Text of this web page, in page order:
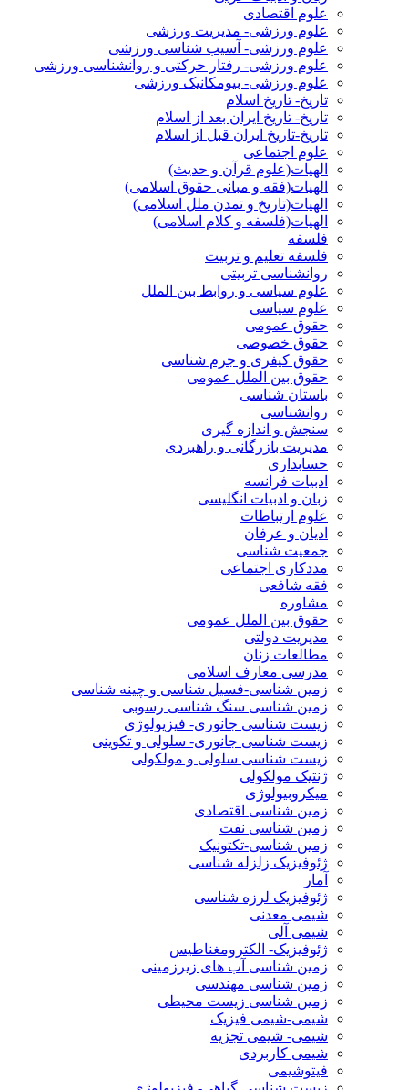
علوم اقتصادی
علوم ورزشی- مدیریت ورزشی
علوم ورزشی- آسیب شناسی ورزشی
علوم ورزشی- رفتار حرکتی و روانشناسی ورزشی
علوم ورزشی- بیومکانیک ورزشی
تاریخ- تاریخ اسلام
تاریخ- تاریخ ایران بعد از اسلام
تاریخ-تاریخ ایران قبل از اسلام
علوم اجتماعی
الهیات(علوم قرآن و حدیث)
الهیات(فقه و مبانی حقوق اسلامی)
الهیات(تاریخ و تمدن ملل اسلامی)
الهیات(فلسفه و کلام اسلامی)
فلسفه
فلسفه تعلیم و تربیت
روانشناسی تربیتی
علوم سیاسی و روابط بین الملل
علوم سیاسی
حقوق عمومی
حقوق خصوصی
حقوق کیفری و جرم شناسی
حقوق بین الملل عمومی
باستان شناسی
روانشناسی
سنجش و اندازه گیری
مدیریت بازرگانی و راهبردی
حسابداری
ادبیات فرانسه
زبان و ادبیات انگلیسی
علوم ارتباطات
ادیان و عرفان
جمعیت شناسی
مددکاری اجتماعی
فقه شافعی
مشاوره
حقوق بین الملل عمومی
مدیریت دولتی
مطالعات زنان
مدرسی معارف اسلامی
زمین شناسی-فسیل شناسی و چینه شناسی
زمین شناسی سنگ شناسی رسوبی
زیست شناسی جانوری- فیزیولوژی
زیست شناسی جانوری- سلولی و تکوینی
زیست شناسی سلولی و مولکولی
ژنتیک مولکولی
میکروبیولوژی
زمین شناسی اقتصادی
زمین شناسی نفت
زمین شناسی-تکتونیک
ژئوفیزیک زلزله شناسی
آمار
ژئوفیزیک لرزه شناسی
شیمی معدنی
شیمی آلی
ژئوفیزیک- الکترومغناطیس
زمین شناسی آب های زیرزمینی
زمین شناسی مهندسی
زمین شناسی زیست محیطی
شیمی-شیمی فیزیک
شیمی- شیمی تجزیه
شیمی کاربردی
فیتوشیمی